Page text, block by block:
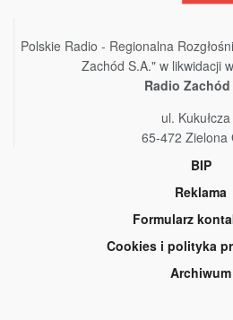
Polskie Radio - Regionalna
Zachód S.A." w likwidacji
Radio Zachód
ul. Kukułcza
65-472 Zielona
BIP
Reklama
Formularz
Cookies i polityka
Archiwum